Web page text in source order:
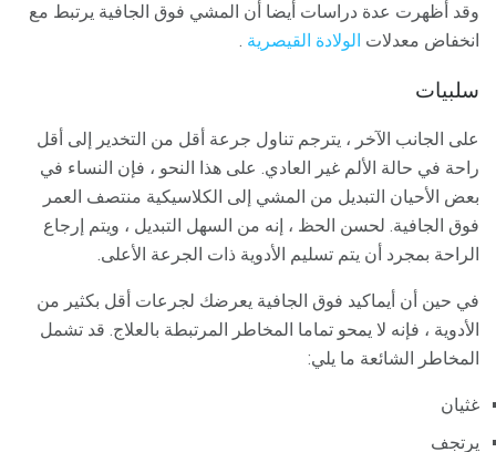
وقد أظهرت عدة دراسات أيضا أن المشي فوق الجافية يرتبط مع
انخفاض معدلات الولادة القيصرية .
سلبيات
على الجانب الآخر ، يترجم تناول جرعة أقل من التخدير إلى أقل
راحة في حالة الألم غير العادي. على هذا النحو ، فإن النساء في
بعض الأحيان التبديل من المشي إلى الكلاسيكية منتصف العمر
فوق الجافية. لحسن الحظ ، إنه من السهل التبديل ، ويتم إرجاع
الراحة بمجرد أن يتم تسليم الأدوية ذات الجرعة الأعلى.
في حين أن أيماكيد فوق الجافية يعرضك لجرعات أقل بكثير من
الأدوية ، فإنه لا يمحو تماما المخاطر المرتبطة بالعلاج. قد تشمل
المخاطر الشائعة ما يلي:
غثيان
يرتجف